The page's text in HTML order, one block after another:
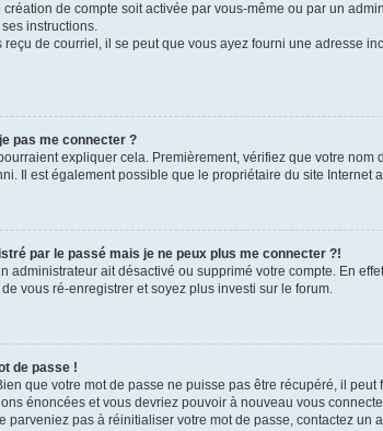
de compte soit activée par vous-même ou par un
instructions.
reçu de courriel, il se peut que vous ayez fourni une adresse
pas me connecter ?
expliquer cela. Premièrement, vérifiez que votre
Il est également possible que le propriétaire du site Internet
par le passé mais je ne peux plus me connecter ?!
administrateur ait désactivé ou supprimé votre compte. En
vous ré-enregistrer et soyez plus investi sur le forum.
de passe !
que votre mot de passe ne puisse pas être récupéré, il
énoncées et vous devriez pouvoir à nouveau vous
parveniez pas à réinitialiser votre mot de passe, contactez un